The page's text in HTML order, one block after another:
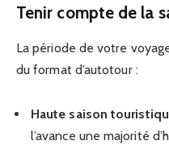
Tenir compte de la
La période de votre
du format d’autotour :
Haute saison
l’avance une majorité